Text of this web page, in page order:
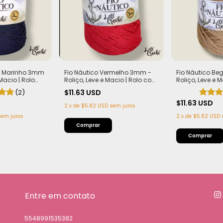
Marinho 3mm
| Rolo
(2)
juros
Fio Náutico Vermelho 3mm -
Roliço, Leve e Macio | Rolo com
$11.63 USD
2 x de $5.82 USD sem juros
Fio Náutico
Roliço, Leve e
200m (440g)
$11.63 USD
2 x de $5.82 USD
Entre em contato
5548991535382